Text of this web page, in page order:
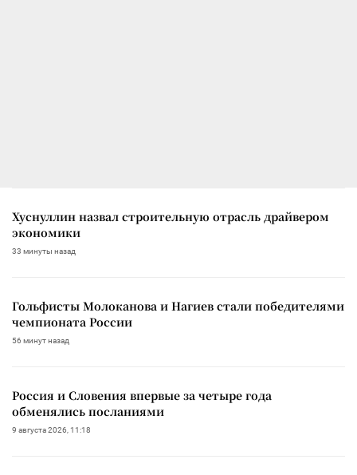
Хуснуллин назвал строительную отрасль драйвером
экономики
33 минуты назад
Гольфисты Молоканова и Нагиев стали победителями
чемпионата России
56 минут назад
Россия и Словения впервые за четыре года
обменялись посланиями
9 августа 2026, 11:18